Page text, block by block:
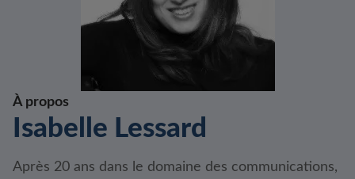
À propos
Isabelle Lessard
Après 20 ans dans le domaine des communications,